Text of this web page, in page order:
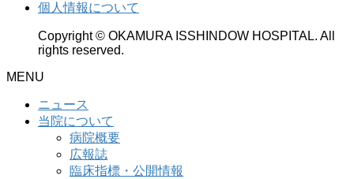
個人情報について
Copyright © OKAMURA ISSHINDOW HOSPITAL. All
rights reserved.
MENU
ニュース
当院について
病院概要
広報誌
臨床指標・公開情報